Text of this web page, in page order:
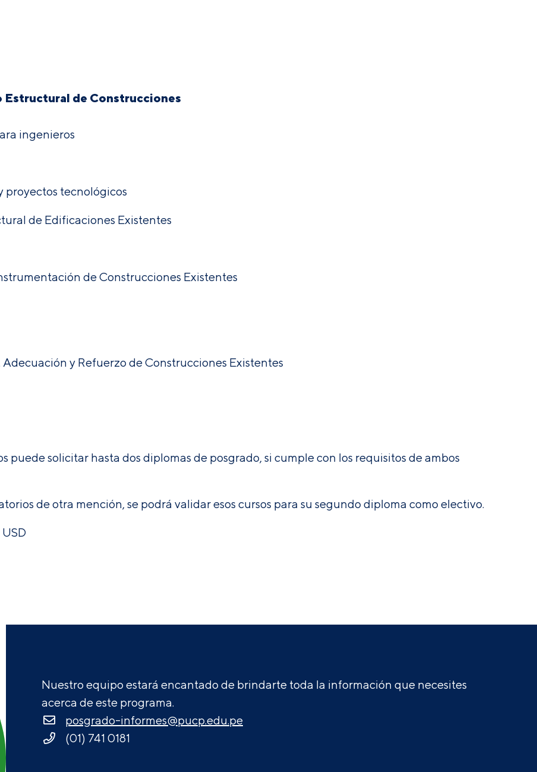
Estructural de Construcciones
ingenieros
proyectos tecnológicos
de Edificaciones Existentes
de Construcciones Existentes
y Refuerzo de Construcciones Existentes
puede solicitar hasta dos diplomas de posgrado, si cumple con los requisitos de ambos
de otra mención, se podrá validar esos cursos para su segundo diploma como electivo.
Nuestro equipo estará encantado de brindarte toda la información que necesites
acerca de este programa.
posgrado-informes@pucp.edu.pe
(01) 741 0181